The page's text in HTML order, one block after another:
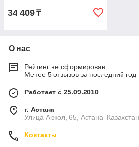
34 409 ₸
О нас
Рейтинг не сформирован
Менее 5 отзывов за последний год
Работает с 25.09.2010
г. Астана
Улица Акжол, 65, Астана, Казахстан
Контакты